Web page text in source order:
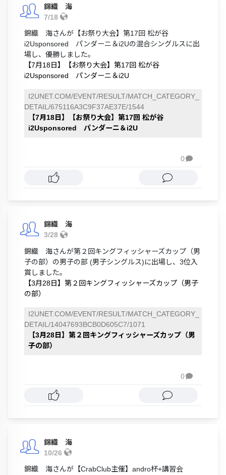
錦織 海
7/18
錦織 海さんが【お祭り大会】第17回 松が谷
i2Usponsored パンダーニ＆i2Uの混合シングルスに出
場し、優勝しました。
【7月18日】【お祭り大会】第17回 松が谷
i2Usponsored パンダーニ＆i2U
I2UNET.COM/EVENT/RESULT/MATCH_CATEGORY_
DETAIL/675116A3C9F37AE37E/1544
【7月18日】【お祭り大会】第17回 松が谷
i2Usponsored パンダーニ＆i2U
0
錦織 海
3/28
錦織 海さんが第２回キングフィッシャーズカップ（男
子の部）の男子の部 (男子シングルス)に出場し、3位入
賞しました。
【3月28日】第２回キングフィッシャーズカップ（男子
の部）
I2UNET.COM/EVENT/RESULT/MATCH_CATEGORY_
DETAIL/14047693BCB0D605C7/1071
【3月28日】第２回キングフィッシャーズカップ（男
子の部）
0
錦織 海
10/26
錦織 海さんが【CrabClub主催】andro杯+講習会